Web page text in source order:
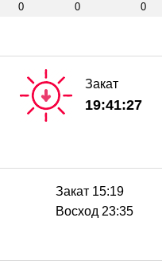
0 0 0
Закат
19:41:27
Закат 15:19
Восход 23:35